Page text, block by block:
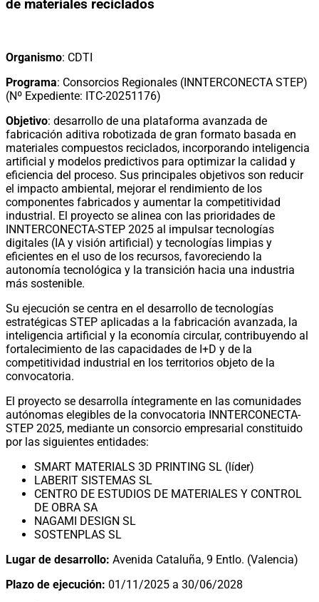
de materiales reciclados
Organismo: CDTI
Programa: Consorcios Regionales (INNTERCONECTA STEP)
(Nº Expediente: ITC-20251176)
Objetivo: desarrollo de una plataforma avanzada de
fabricación aditiva robotizada de gran formato basada en
materiales compuestos reciclados, incorporando inteligencia
artificial y modelos predictivos para optimizar la calidad y
eficiencia del proceso. Sus principales objetivos son reducir
el impacto ambiental, mejorar el rendimiento de los
componentes fabricados y aumentar la competitividad
industrial. El proyecto se alinea con las prioridades de
INNTERCONECTA-STEP 2025 al impulsar tecnologías
digitales (IA y visión artificial) y tecnologías limpias y
eficientes en el uso de los recursos, favoreciendo la
autonomía tecnológica y la transición hacia una industria
más sostenible.
Su ejecución se centra en el desarrollo de tecnologías
estratégicas STEP aplicadas a la fabricación avanzada, la
inteligencia artificial y la economía circular, contribuyendo al
fortalecimiento de las capacidades de I+D y de la
competitividad industrial en los territorios objeto de la
convocatoria.
El proyecto se desarrolla íntegramente en las comunidades
autónomas elegibles de la convocatoria INNTERCONECTA-
STEP 2025, mediante un consorcio empresarial constituido
por las siguientes entidades:
SMART MATERIALS 3D PRINTING SL (líder)
LABERIT SISTEMAS SL
CENTRO DE ESTUDIOS DE MATERIALES Y CONTROL
DE OBRA SA
NAGAMI DESIGN SL
SOSTENPLAS SL
Lugar de desarrollo: Avenida Cataluña, 9 Entlo. (Valencia)
Plazo de ejecución: 01/11/2025 a 30/06/2028